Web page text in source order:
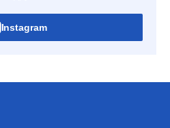
Instagram